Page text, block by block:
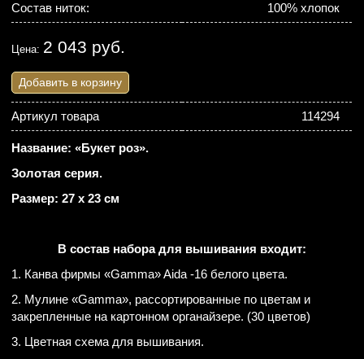
Состав ниток: 100% хлопок
Цена: 2 043 руб.
Добавить в корзину
Артикул товара 114294
Название: «Букет роз».
Золотая серия.
Размер: 27 х 23 см
В состав набора для вышивания входит:
1. Канва фирмы «Gamma» Aida -16 белого цвета.
2. Мулине «Gamma», рассортированные по цветам и
закрепленные на картонном органайзере. (30 цветов)
3. Цветная схема для вышивания.